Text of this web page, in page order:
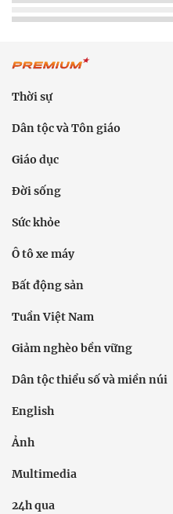
Thời sự
Dân tộc và Tôn giáo
Giáo dục
Đời sống
Sức khỏe
Ô tô xe máy
Bất động sản
Tuần Việt Nam
Giảm nghèo bền vững
Dân tộc thiểu số và miền núi
English
Ảnh
Multimedia
24h qua